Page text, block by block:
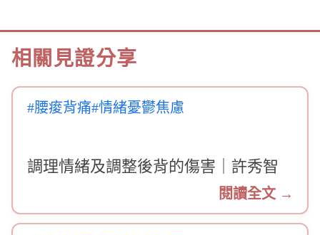
相關見證分享
#腰痠背痛#情緒憂鬱焦慮
調理情緒及調整後背的傷害｜許秀智
閱讀全文 →